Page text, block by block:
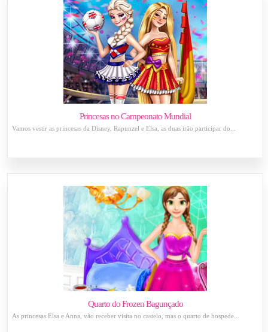
Princesas no Campeonato Mundial
Vamos vestir as princesas da Disney, Rapunzel e Elsa, as duas irão participar do...
Quarto do Frozen Bagunçado
As princesas Elsa e Anna, vão receber visita no castelo, mas o quarto de hospede...